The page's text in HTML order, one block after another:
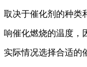
取决于催化剂的种类
响催化燃烧的温度，
实际情况选择合适的